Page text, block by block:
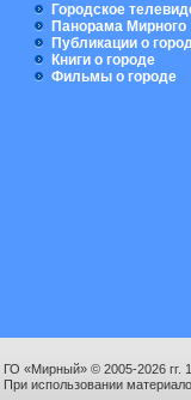
Городское
Панорама Мирного
Публикации о
Книги о городе
Фильмы о городе
ГО «Мирный» © 2005-2026 гг.
При использовании